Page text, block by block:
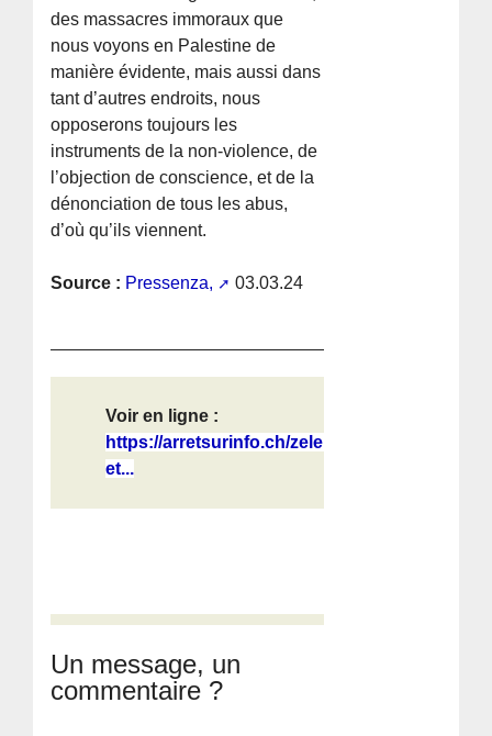
des massacres immoraux que
nous voyons en Palestine de
manière évidente, mais aussi dans
tant d’autres endroits, nous
opposerons toujours les
instruments de la non-violence, de
l’objection de conscience, et de la
dénonciation de tous les abus,
d’où qu’ils viennent.
Source : Pressenza, 03.03.24
Voir en ligne :
https://arretsurinfo.ch/zelensky-
et...
Un message, un
commentaire ?